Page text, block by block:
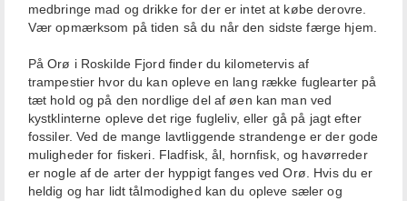
medbringe mad og drikke for der er intet at købe derovre.
Vær opmærksom på tiden så du når den sidste færge hjem.
På Orø i Roskilde Fjord finder du kilometervis af
trampestier hvor du kan opleve en lang række fuglearter på
tæt hold og på den nordlige del af øen kan man ved
kystklinterne opleve det rige fugleliv, eller gå på jagt efter
fossiler. Ved de mange lavtliggende strandenge er der gode
muligheder for fiskeri. Fladfisk, ål, hornfisk, og havørreder
er nogle af de arter der hyppigt fanges ved Orø. Hvis du er
heldig og har lidt tålmodighed kan du opleve sæler og